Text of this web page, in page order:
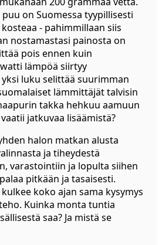
on Suomessa tyypillisesti
- pahimmillaan siis
nostamastasi painosta on
pois ennen kuin
lämpöä siirtyy
yksi luku selittää suurimman
lämmittäjät talvisin
takka hehkuu aamuun
jatkuvaa lisäämistä?
halon matkan alusta
ja tiheydestä
varastointiin ja lopulta siihen
pitkään ja tasaisesti.
koko ajan sama kysymys
Kuinka monta tuntia
saa? Ja mistä se